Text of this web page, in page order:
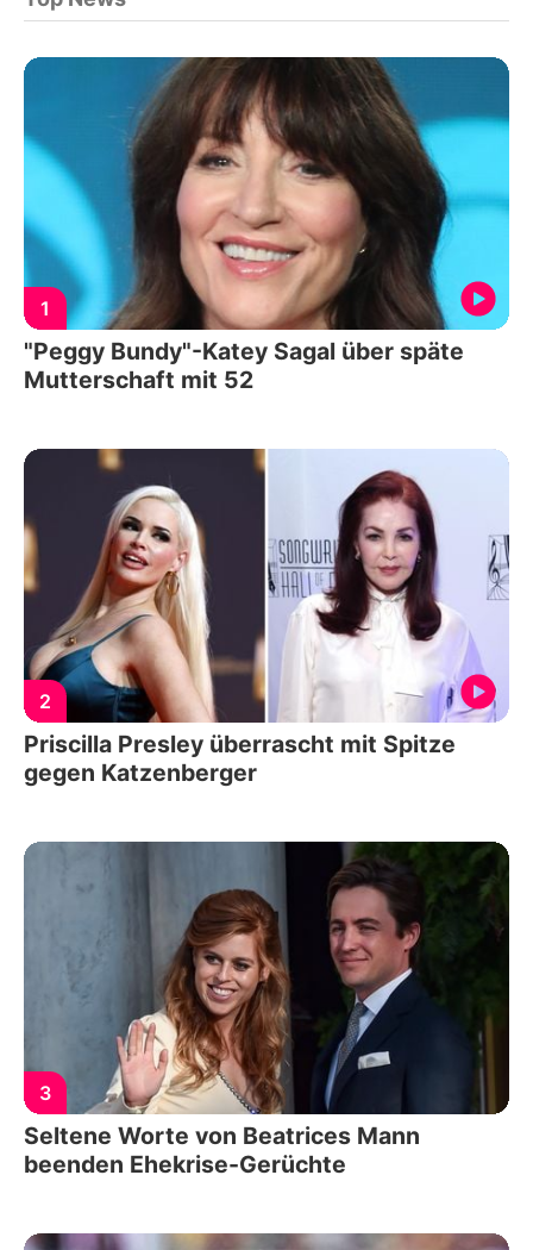
1
"Peggy Bundy"-Katey Sagal über späte
Mutterschaft mit 52
2
Priscilla Presley überrascht mit Spitze
gegen Katzenberger
3
Seltene Worte von Beatrices Mann
beenden Ehekrise-Gerüchte